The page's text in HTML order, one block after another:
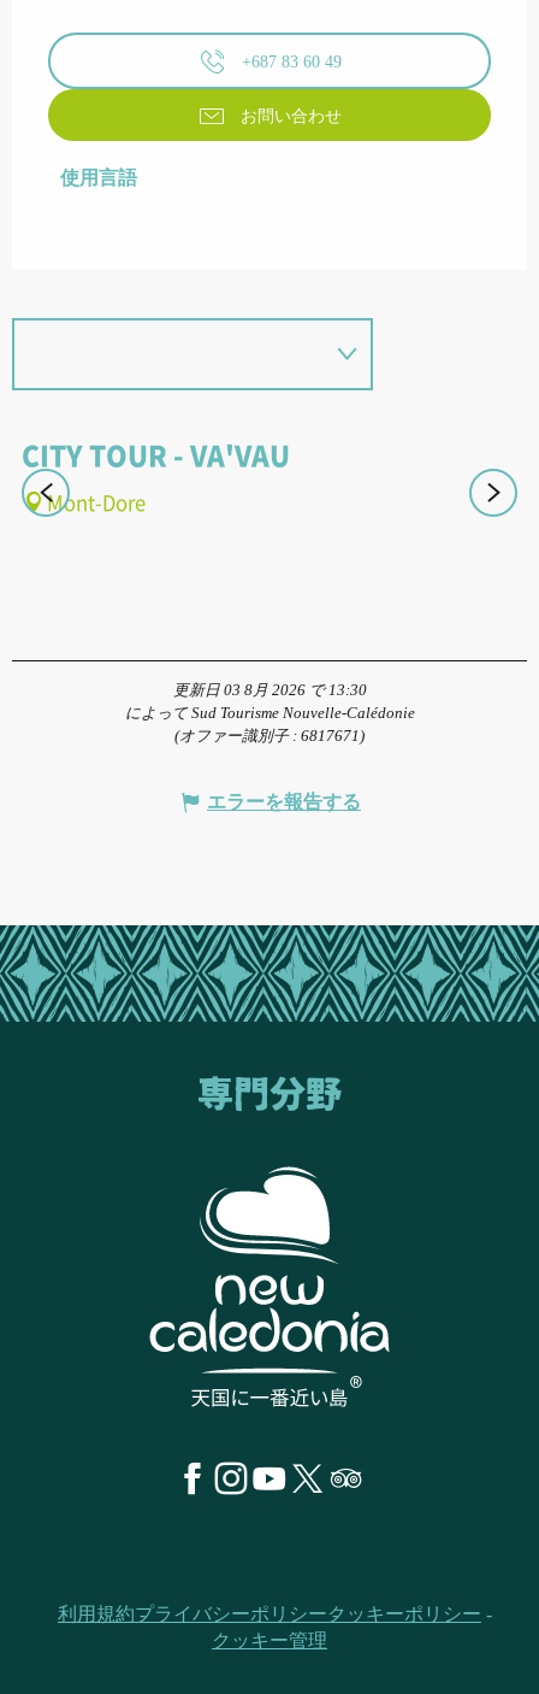
+687 83 60 49
お問い合わせ
使用言語
使用言語
CITY TOUR - VA'VAU
Mont-Dore
更新日 03 8月 2026 で 13:30
によって Sud Tourisme Nouvelle-Calédonie
(オファー識別子 : 6817671 )
エラーを報告する
専門分野
利用規約プライバシーポリシークッキーポリシー
クッキー管理